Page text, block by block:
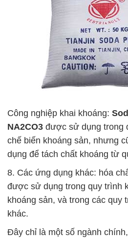
Công nghiệp khai khoáng:
NA2CO3 được sử dụng trong
chế biến khoáng sản, nhưng
dụng để tách chất khoáng từ
8. Các ứng dụng khác: hóa
được sử dụng trong quy trình
khoáng sản, và trong các quy
khác.
Đây chỉ là một số ngành